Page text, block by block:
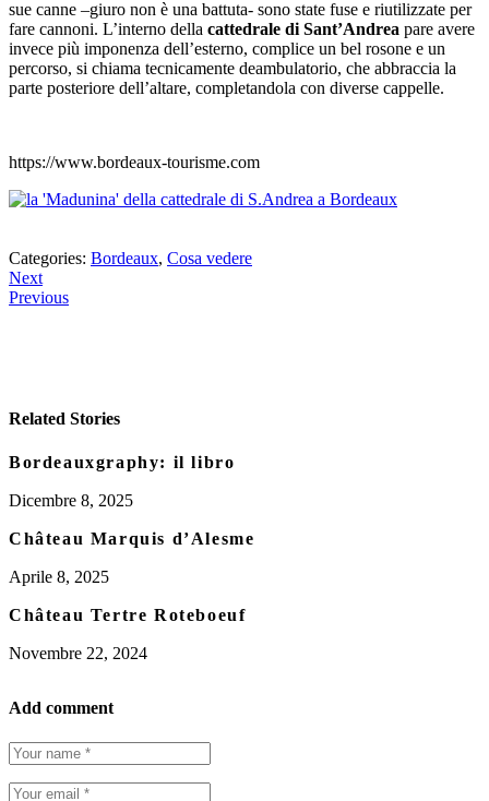
sue canne –giuro non è una battuta- sono state fuse e riutilizzate per
fare cannoni. L’interno della cattedrale di Sant’Andrea pare avere
invece più imponenza dell’esterno, complice un bel rosone e un
percorso, si chiama tecnicamente deambulatorio, che abbraccia la
parte posteriore dell’altare, completandola con diverse cappelle.
https://www.bordeaux-tourisme.com
Categories: Bordeaux, Cosa vedere
Next
Previous
Related Stories
Bordeauxgraphy: il libro
Dicembre 8, 2025
Château Marquis d’Alesme
Aprile 8, 2025
Château Tertre Roteboeuf
Novembre 22, 2024
Add comment